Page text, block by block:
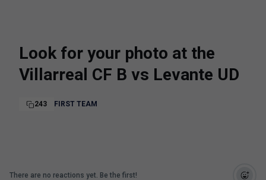
Look for your photo at the
Villarreal CF B vs Levante UD
243 FIRST TEAM
There are no reactions yet. Be the first!